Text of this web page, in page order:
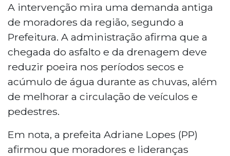
A intervenção mira uma demanda antiga
de moradores da região, segundo a
Prefeitura. A administração afirma que a
chegada do asfalto e da drenagem deve
reduzir poeira nos períodos secos e
acúmulo de água durante as chuvas, além
de melhorar a circulação de veículos e
pedestres.
Em nota, a prefeita Adriane Lopes (PP)
afirmou que moradores e lideranças